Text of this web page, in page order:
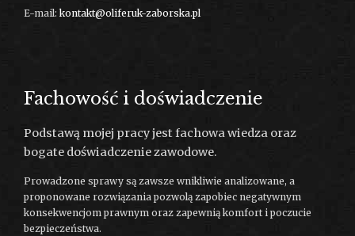
E-mail:kontakt@oliferuk-zaborska.pl
Fachowość i doświadczenie
Podstawą mojej pracy jest fachowa wiedza oraz
bogate doświadczenie zawodowe.
Prowadzone sprawy są zawsze wnikliwie analizowane, a
proponowane rozwiązania pozwolą zapobiec negatywnym
konsekwencjom prawnym oraz zapewnią komfort i poczucie
bezpieczeństwa.